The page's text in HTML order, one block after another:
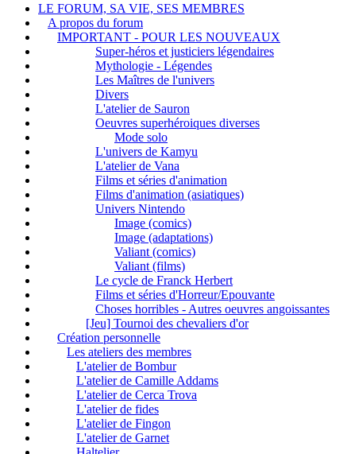
LE FORUM, SA VIE, SES MEMBRES
A propos du forum
IMPORTANT - POUR LES NOUVEAUX
Super-héros et justiciers légendaires
Mythologie - Légendes
Les Maîtres de l'univers
Divers
L'atelier de Sauron
Oeuvres superhéroiques diverses
Mode solo
L'univers de Kamyu
L'atelier de Vana
Films et séries d'animation
Films d'animation (asiatiques)
Univers Nintendo
Image (comics)
Image (adaptations)
Valiant (comics)
Valiant (films)
Le cycle de Franck Herbert
Films et séries d'Horreur/Epouvante
Choses horribles - Autres oeuvres angoissantes
[Jeu] Tournoi des chevaliers d'or
Création personnelle
Les ateliers des membres
L'atelier de Bombur
L'atelier de Camille Addams
L'atelier de Cerca Trova
L'atelier de fides
L'atelier de Fingon
L'atelier de Garnet